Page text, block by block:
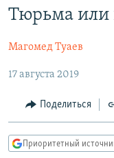
доступа
содержанию
Вернутся
главной
навигации
ПОДКАСТЫ
АВТОРСКИЕ
ЦИТАТЫ СВОБОДЫ
МНЕНИЯ
КУЛЬТУРА
IDEL.РЕАЛИИ
Тюрьма или
Магомед Туаев
17 августа 2019
Поделиться
Приоритетный